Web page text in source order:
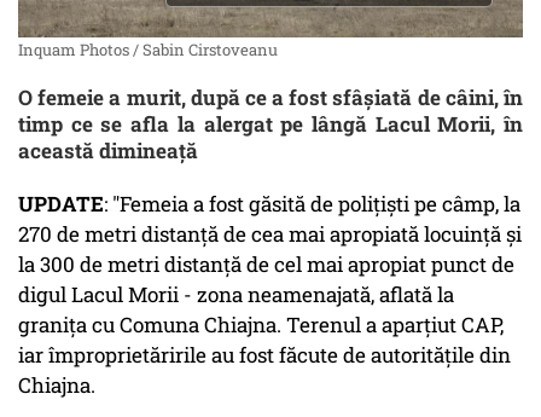
Inquam Photos / Sabin Cirstoveanu
O femeie a murit, după ce a fost sfâșiată de câini, în
timp ce se afla la alergat pe lângă Lacul Morii, în
această dimineață
UPDATE: "Femeia a fost găsită de polițiști pe câmp, la
270 de metri distanță de cea mai apropiată locuință și
la 300 de metri distanță de cel mai apropiat punct de
digul Lacul Morii - zona neamenajată, aflată la
granița cu Comuna Chiajna. Terenul a aparțiut CAP,
iar împroprietăririle au fost făcute de autoritățile din
Chiajna.